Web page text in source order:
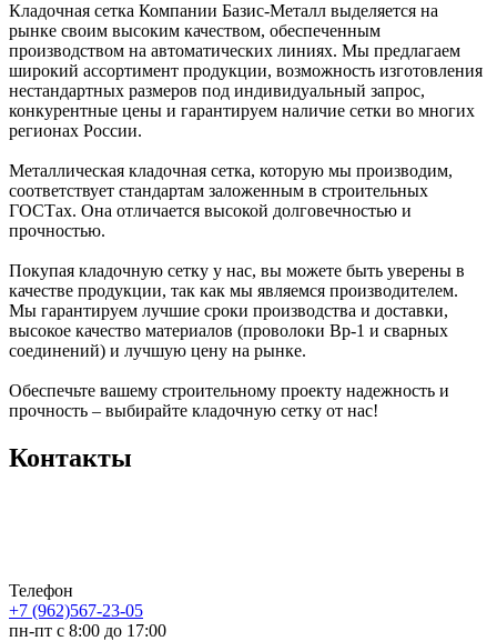
Кладочная сетка Компании Базис-Металл выделяется на
рынке своим высоким качеством, обеспеченным
производством на автоматических линиях. Мы предлагаем
широкий ассортимент продукции, возможность изготовления
нестандартных размеров под индивидуальный запрос,
конкурентные цены и гарантируем наличие сетки во многих
регионах России.
Металлическая кладочная сетка, которую мы производим,
соответствует стандартам заложенным в строительных
ГОСТах. Она отличается высокой долговечностью и
прочностью.
Покупая кладочную сетку у нас, вы можете быть уверены в
качестве продукции, так как мы являемся производителем.
Мы гарантируем лучшие сроки производства и доставки,
высокое качество материалов (проволоки Вр-1 и сварных
соединений) и лучшую цену на рынке.
Обеспечьте вашему строительному проекту надежность и
прочность – выбирайте кладочную сетку от нас!
Контакты
Телефон
+7 (962)567-23-05
пн-пт с 8:00 до 17:00